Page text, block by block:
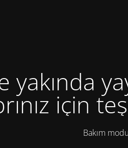
yakında
için
Bakım